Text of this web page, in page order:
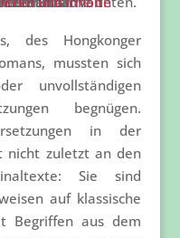
des Hongkonger
mussten sich
unvollständigen
begnügen.
in der
nicht zuletzt an den
Sie sind
auf klassische
Begriffen aus dem